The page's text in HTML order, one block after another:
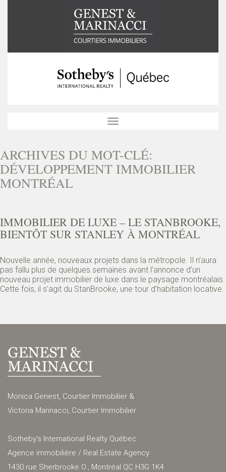
Toggle
ARCHIVES DU MOT-CLÉ:
DÉVELOPPEMENT IMMOBILIER
MONTRÉAL
IMMOBILIER DE LUXE – LE STANBROOKE,
BIENTÔT SUR STANLEY À MONTRÉAL
Nouvelle année, nouveaux projets dans la métropole. Il n’aura
pas fallu plus de quelques semaines avant l’annonce d’un
nouveau projet immobilier de luxe dans le paysage montréalais.
Cette fois, il s’agit du StanBrooke, une tour d’habitation locative.
Monica Genest, Courtier Immobilier &
Victoria Marinacci, Courtier Immobilier
Sotheby’s International Realty Québec
Agence immobilière / Real Estate Agency
1430 rue Sherbrooke O., Montréal QC H3G 1K4